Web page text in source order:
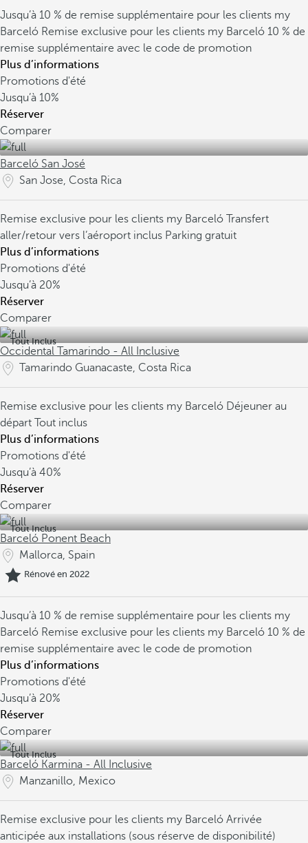
Jusqu’à 10 % de remise supplémentaire pour les clients my
Barceló Remise exclusive pour les clients my Barceló 10 % de
remise supplémentaire avec le code de promotion
Plus d’informations
Promotions d'été
Jusqu’à 10%
Réserver
Comparer
Barceló San José
San Jose, Costa Rica
Remise exclusive pour les clients my Barceló Transfert
aller/retour vers l’aéroport inclus Parking gratuit
Plus d’informations
Promotions d'été
Jusqu’à 20%
Réserver
Comparer
Tout Inclus
Occidental Tamarindo - All Inclusive
Tamarindo Guanacaste, Costa Rica
Remise exclusive pour les clients my Barceló Déjeuner au
départ Tout inclus
Plus d’informations
Promotions d'été
Jusqu’à 40%
Réserver
Comparer
Tout Inclus
Barceló Ponent Beach
Mallorca, Spain
Rénové en 2022
Jusqu’à 10 % de remise supplémentaire pour les clients my
Barceló Remise exclusive pour les clients my Barceló 10 % de
remise supplémentaire avec le code de promotion
Plus d’informations
Promotions d'été
Jusqu’à 20%
Réserver
Comparer
Tout Inclus
Barceló Karmina - All Inclusive
Manzanillo, Mexico
Remise exclusive pour les clients my Barceló Arrivée
anticipée aux installations (sous réserve de disponibilité)